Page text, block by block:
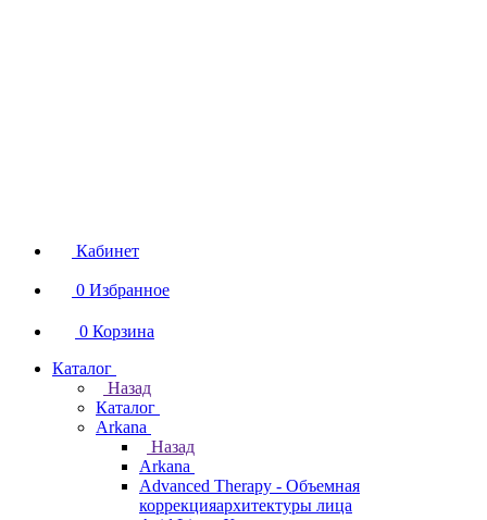
Кабинет
0 Избранное
0 Корзина
Каталог
Назад
Каталог
Arkana
Назад
Arkana
Advanced Therapy - Объемная
коррекцияархитектуры лица